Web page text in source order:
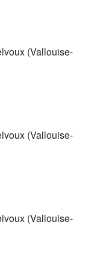
(Vallouise-
(Vallouise-
(Vallouise-